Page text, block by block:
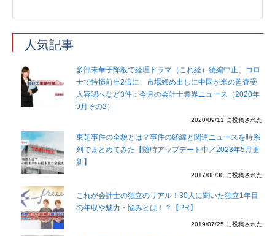
人気記事
多部未華子降板で経理ドラマ（これ経）続編中止、コロ
ナで特損前年2倍に、市場締め出しに中国が米の監査受
入容認へなど3件：今月の会計士業界ニュース（2020年
9月その2）
2020/09/11 に投稿された
東芝事件の全貌とは？事件の経緯と関連ニュースを時系
列でまとめてみた【随時アップデート中／2023年5月更
新】
2017/08/30 に投稿された
これが会計士の独立のリアル！30人に聞いた独立1年目
の年収や魅力・悩みとは！？【PR】
2019/07/25 に投稿された